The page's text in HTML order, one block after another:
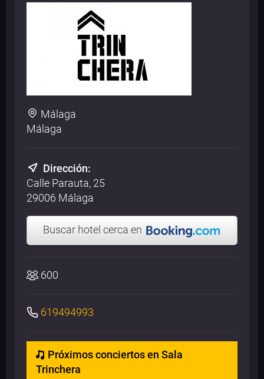
Málaga
Málaga
Dirección:
Calle Parauta, 25
29006 Málaga
Buscar hotel cerca en
600
619494993
Próximos conciertos en Sala
Trinchera